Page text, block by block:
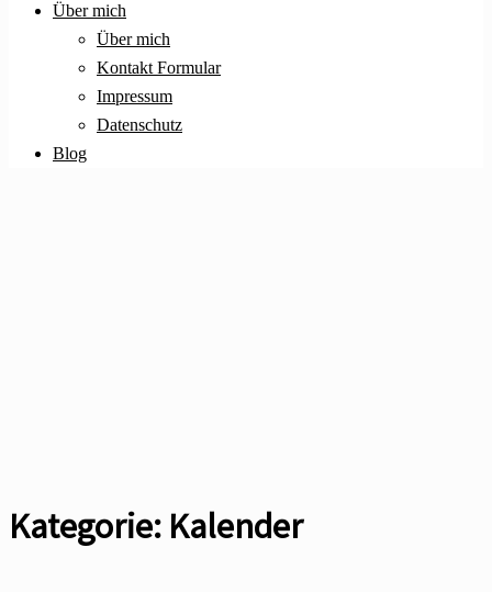
Über mich
Über mich
Kontakt Formular
Impressum
Datenschutz
Blog
Kategorie: Kalender